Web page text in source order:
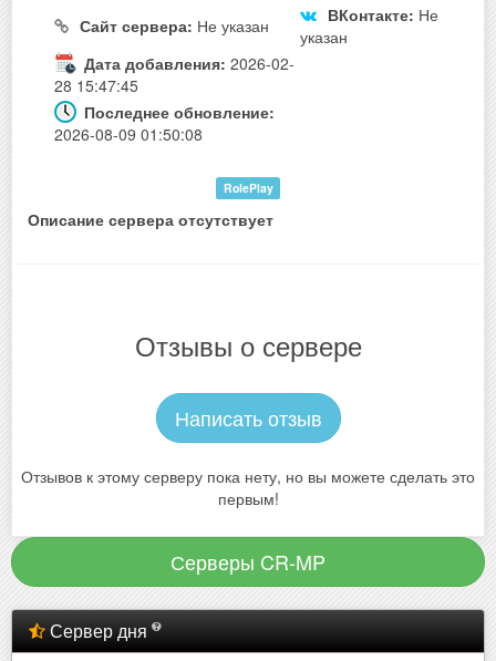
Сайт сервера: Не указан ВКонтакте: Не
указан
Дата добавления: 2026-02-
28 15:47:45
Последнее обновление:
2026-08-09 01:50:08
RolePlay
Описание сервера отсутствует
Отзывы о сервере
Написать отзыв
Отзывов к этому серверу пока нету, но вы можете сделать это
первым!
Серверы CR-MP
Сервер дня